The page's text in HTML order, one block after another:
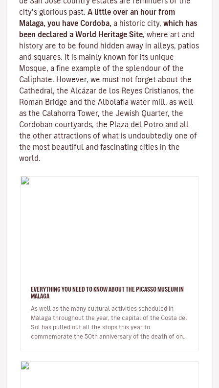
city’s glorious past. A little over an hour from
Malaga, you have Cordoba, a historic city, which has
been declared a World Heritage Site, where art and
history are to be found hidden away in alleys, patios
and squares. It is mainly known for its unique
Mosque, a fine example of the splendour of the
Caliphate. However, we must not forget about the
Cathedral, the Alcázar de los Reyes Cristianos, the
Roman Bridge and the Albolafia water mill, as well
as the Calahorra Tower, the Jewish Quarter, the
Cordoban courtyards, the Plaza del Potro and all
the other attractions of what is undoubtedly one of
the most beautiful and fascinating cities in the
world.
EVERYTHING YOU NEED TO KNOW ABOUT THE PICASSO MUSEUM IN
MALAGA
As well as the many cultural activities scheduled in
Málaga throughout the year, the capital of the Costa del
Sol has pulled out all the stops this year to
commemorate the 50th anniversary of the death of one